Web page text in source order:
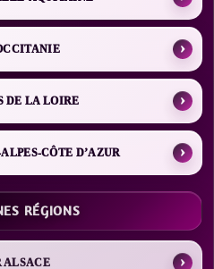
DE LA LOIRE
CÔTE D’AZUR
RÉGIONS
ALSACE